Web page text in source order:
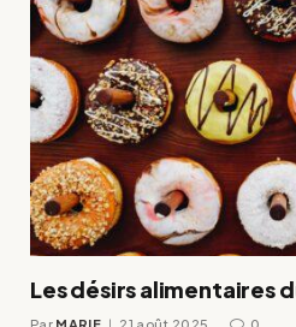
Les désirs alimentaires
Par MARIE 21 août 2025 0